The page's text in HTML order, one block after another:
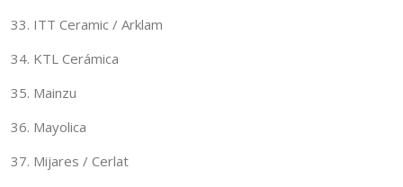
33. ITT Ceramic / Arklam
34. KTL Cerámica
35. Mainzu
36. Mayolica
37. Mijares / Cerlat